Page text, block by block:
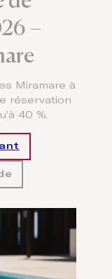
–
Miramare à
réservation
40 %.